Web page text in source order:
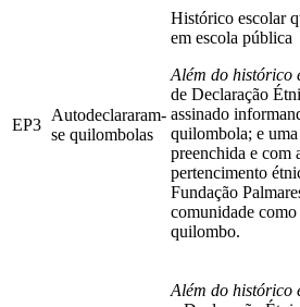
EP3
Autodeclararam-
se quilombolas
Histórico escolar
em escola pública
Além do histórico
de Declaração
assinado
quilombola; e
preenchida e com
pertencimento
Fundação
comunidade como
quilombo.
Além do histórico